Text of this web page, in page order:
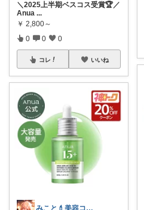
＼2025上半期ベスコス受賞🏆／
Anua ...
￥ 2,800～
0 0 0
コレ いいね